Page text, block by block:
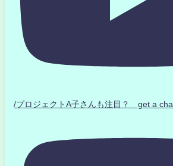
/プロジェクトA子さんも注目？ get a